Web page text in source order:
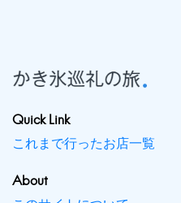
Quick Link
これまで行ったお店一覧
About